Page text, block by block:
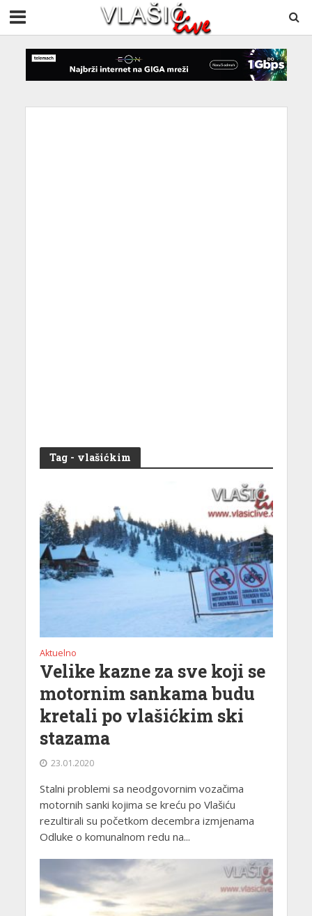
Tag - vlašićkim
Aktuelno
Velike kazne za sve koji se
motornim sankama budu
kretali po vlašićkim ski
stazama
23.01.2020
Stalni problemi sa neodgovornim vozačima
motornih sanki kojima se kreću po Vlašiću
rezultirali su početkom decembra izmjenama
Odluke o komunalnom redu na...